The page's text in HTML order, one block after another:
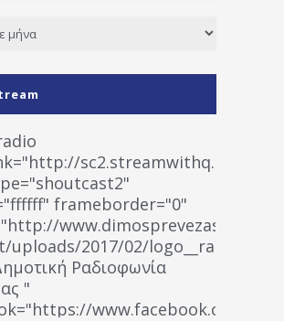
frameborder="0"
www.dimosprevezas.gr/wp-
uploads/2017/02/
Ραδιοφωνία
"
www.facebook.com/